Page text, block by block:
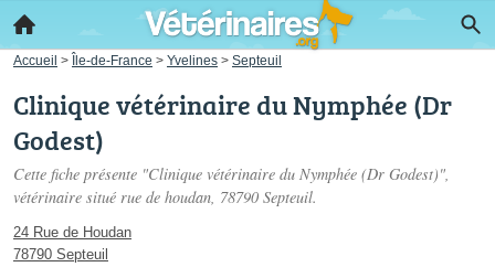
Accueil > Île-de-France > Yvelines > Septeuil
Clinique vétérinaire du Nymphée (Dr
Godest)
Cette fiche présente "Clinique vétérinaire du Nymphée (Dr Godest)",
vétérinaire situé rue de houdan, 78790 Septeuil.
24 Rue de Houdan
78790 Septeuil